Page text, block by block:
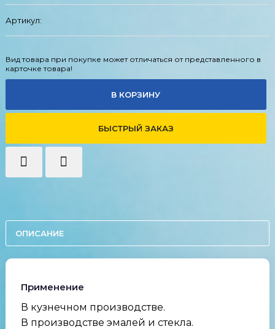
Артикул:
Вид товара при покупке может отличаться от представленного в
карточке товара!
В КОРЗИНУ
БЫСТРЫЙ ЗАКАЗ
ОПИСАНИЕ
Применение
В кузнечном производстве.
В производстве эмалей и стекла.